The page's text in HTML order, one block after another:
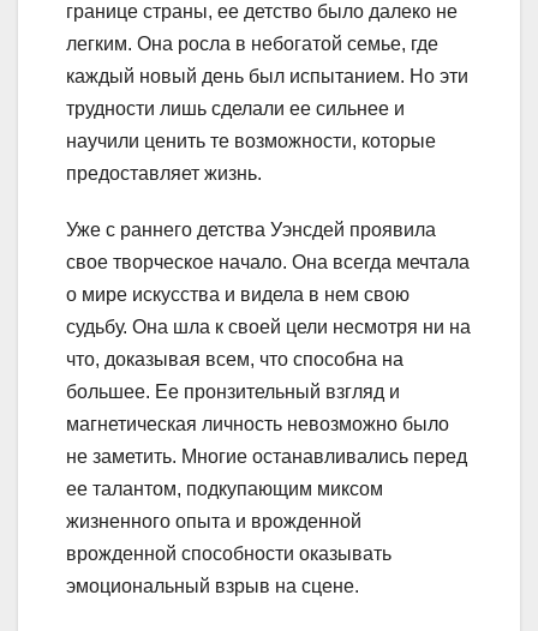
границе страны, ее детство было далеко не
легким. Она росла в небогатой семье, где
каждый новый день был испытанием. Но эти
трудности лишь сделали ее сильнее и
научили ценить те возможности, которые
предоставляет жизнь.
Уже с раннего детства Уэнсдей проявила
свое творческое начало. Она всегда мечтала
о мире искусства и видела в нем свою
судьбу. Она шла к своей цели несмотря ни на
что, доказывая всем, что способна на
большее. Ее пронзительный взгляд и
магнетическая личность невозможно было
не заметить. Многие останавливались перед
ее талантом, подкупающим миксом
жизненного опыта и врожденной
врожденной способности оказывать
эмоциональный взрыв на сцене.